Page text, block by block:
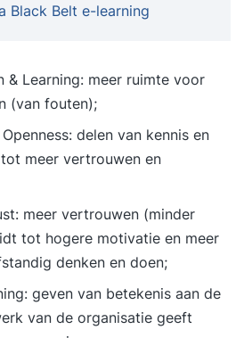
doen om jouw rol zo
nodig hebt als SAFe Product
tweedaagse
worden om backlogs
Deze tweedaagse
Owners en Product
de agile transformatie in
een productgerichte sleutelrol
in korte tijd hoe je op basis
en Product Management grip
verbetering van agile
Black Belt e-learning
& Learning: meer ruimte voor
(van fouten);
delen van kennis en
meer vertrouwen en
meer vertrouwen (minder
tot hogere motivatie en meer
denken en doen;
geven van betekenis aan de
van de organisatie geeft